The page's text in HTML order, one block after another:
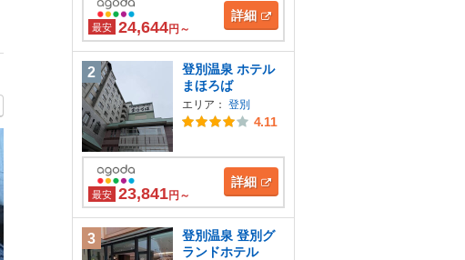
最安 24,644円～
詳細
2
登別温泉 ホテル
まほろば
エリア： 登別
4.11
最安 23,841円～
詳細
3
登別温泉 登別グ
ランドホテル